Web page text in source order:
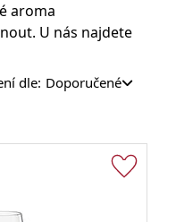
na bílé víno
aroma
U nás najdete
dle: Doporučené